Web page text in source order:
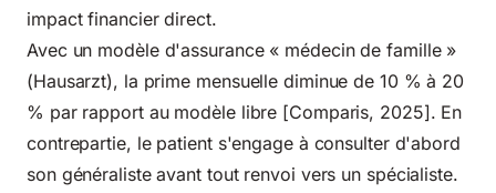
impact financier direct.
Avec un modèle d'assurance « médecin de famille »
(Hausarzt), la prime mensuelle diminue de 10 % à 20
% par rapport au modèle libre [Comparis, 2025]. En
contrepartie, le patient s'engage à consulter d'abord
son généraliste avant tout renvoi vers un spécialiste.